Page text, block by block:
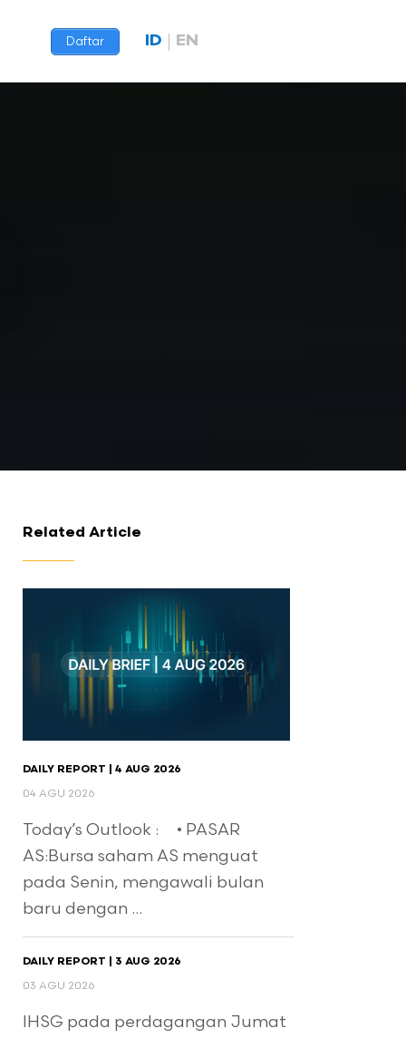
Daftar ID EN
Related Article
DAILY REPORT | 4 AUG 2026
04 AGU 2026
Today’s Outlook : • PASAR
AS:Bursa saham AS menguat
pada Senin, mengawali bulan
baru dengan ...
DAILY REPORT | 3 AUG 2026
03 AGU 2026
IHSG pada perdagangan Jumat